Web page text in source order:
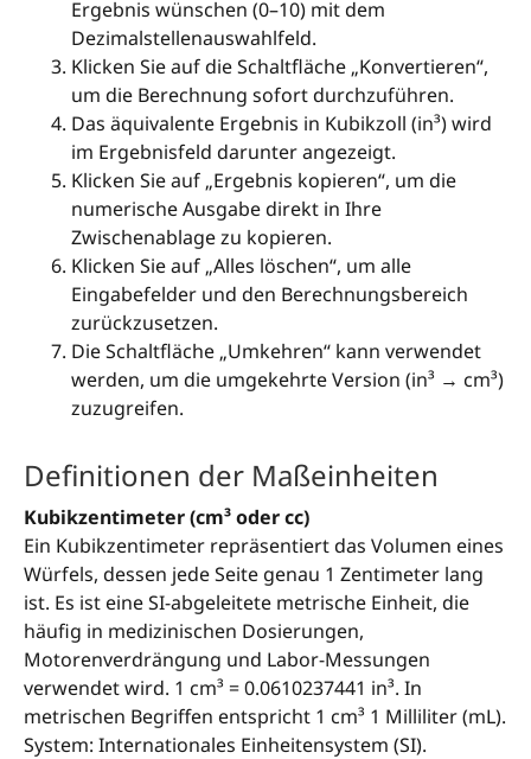
Ergebnis wünschen (0–10) mit dem
Dezimalstellenauswahlfeld.
Klicken Sie auf die Schaltfläche „Konvertieren“,
um die Berechnung sofort durchzuführen.
Das äquivalente Ergebnis in Kubikzoll (in³) wird
im Ergebnisfeld darunter angezeigt.
Klicken Sie auf „Ergebnis kopieren“, um die
numerische Ausgabe direkt in Ihre
Zwischenablage zu kopieren.
Klicken Sie auf „Alles löschen“, um alle
Eingabefelder und den Berechnungsbereich
zurückzusetzen.
Die Schaltfläche „Umkehren“ kann verwendet
werden, um die umgekehrte Version (in³ → cm³)
zuzugreifen.
Definitionen der Maßeinheiten
Kubikzentimeter (cm³ oder cc)
Ein Kubikzentimeter repräsentiert das Volumen eines
Würfels, dessen jede Seite genau 1 Zentimeter lang
ist. Es ist eine SI-abgeleitete metrische Einheit, die
häufig in medizinischen Dosierungen,
Motorenverdrängung und Labor-Messungen
verwendet wird. 1 cm³ = 0.0610237441 in³. In
metrischen Begriffen entspricht 1 cm³ 1 Milliliter (mL).
System: Internationales Einheitensystem (SI).